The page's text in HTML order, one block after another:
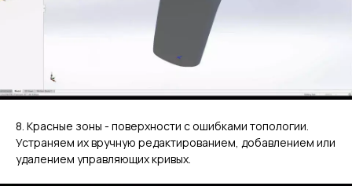
8. Красные зоны - поверхности с ошибками топологии.
Устраняем их вручную редактированием, добавлением или
удалением управляющих кривых.